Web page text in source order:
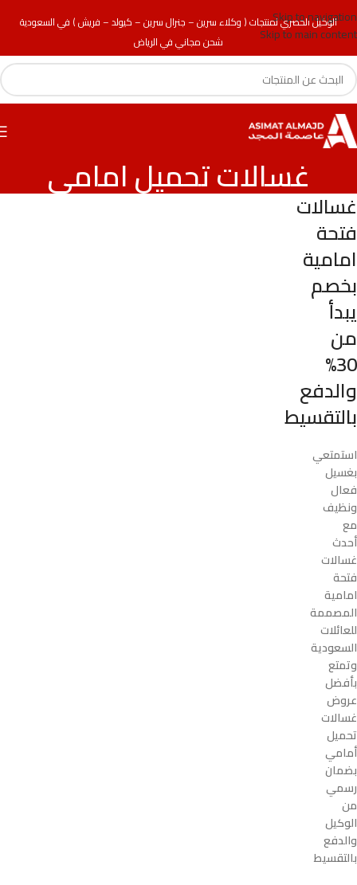
الوكيل الحصري لمنتجات ( وكلاء سرين – جنرال سرين – كيولد – فريش ) في السعودية
شحن مجاني في الرياض
Skip to navigation
Skip to main content
غسالات تحميل امامي
غسالات
فتحة
امامية
بخصم
يبدأ
من
30%
والدفع
بالتقسيط
استمتعي
بغسيل
فعال
ونظيف
مع
أحدث
غسالات
فتحة
امامية
المصممة
للعائلات
السعودية
وتمتع
بأفضل
عروض
غسالات
تحميل
أمامي
بضمان
رسمي
من
الوكيل
والدفع
بالتقسيط